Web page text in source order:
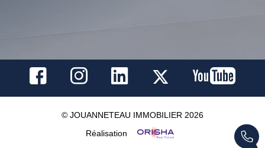
© JOUANNETEAU IMMOBILIER 2026
Réalisation